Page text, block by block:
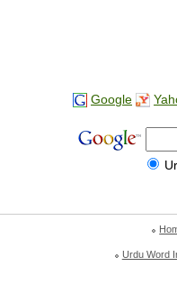
Google
Urdu Word